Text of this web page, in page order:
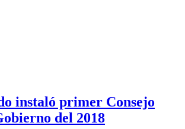
instaló primer Consejo
del 2018